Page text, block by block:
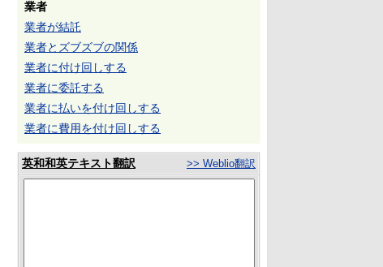
業者
業者が結託
業者とズブズブの関係
業者に付け回しする
業者に委託する
業者に払いを付け回しする
業者に費用を付け回しする
英和和英テキスト翻訳 >> Weblio翻訳